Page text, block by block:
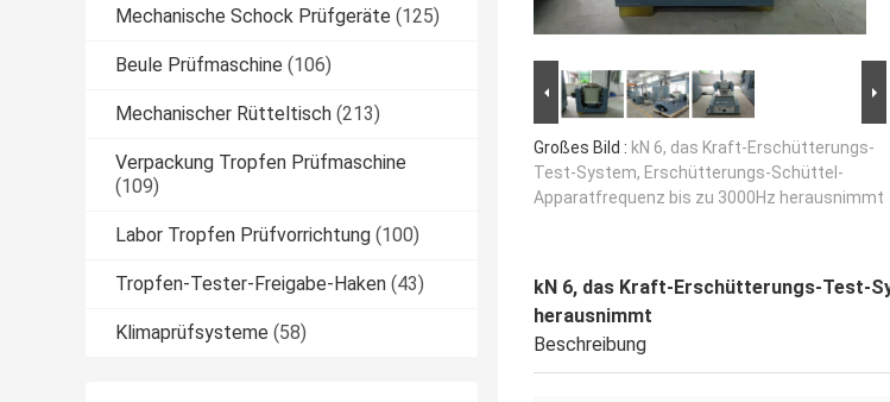
Mechanische Schock Prüfgeräte (125)
Beule Prüfmaschine (106)
Mechanischer Rütteltisch (213)
Verpackung Tropfen Prüfmaschine
(109)
Labor Tropfen Prüfvorrichtung (100)
Tropfen-Tester-Freigabe-Haken (43)
Klimaprüfsysteme (58)
Großes Bild : kN 6, das Kraft-Erschütterungs-
Test-System, Erschütterungs-Schüttel-
Apparatfrequenz bis zu 3000Hz herausnimmt
kN 6, das Kraft-Erschütterungs-Test-
herausnimmt
Beschreibung